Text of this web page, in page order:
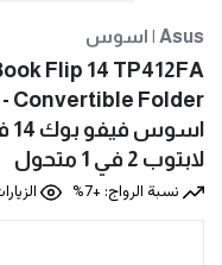
اسوس | Asus
Flip 14 TP412FA
- Convertible Folder
لابتوب 2 في 1 متحول
نسبة الرواج: +7%
الزيارات: